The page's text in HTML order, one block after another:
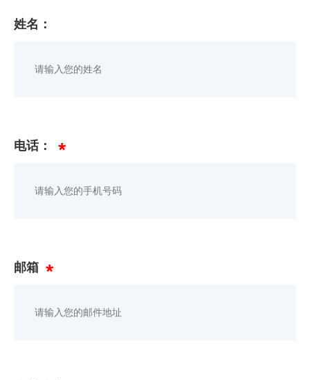
姓名：
电话：
邮箱